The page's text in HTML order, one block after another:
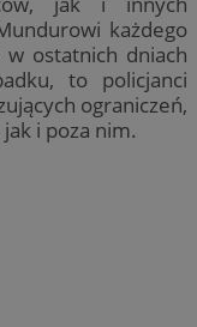
każdego
ostatnich dniach
to policjanci
ograniczeń,
i poza nim.